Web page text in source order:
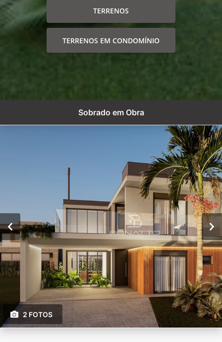
TERRENOS
TERRENOS EM CONDOMÍNIO
Sobrado em Obra
2 FOTOS